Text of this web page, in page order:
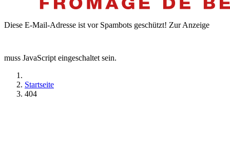
Diese E-Mail-Adresse ist vor Spambots geschützt! Zur Anzeige
muss JavaScript eingeschaltet sein.
Startseite
404